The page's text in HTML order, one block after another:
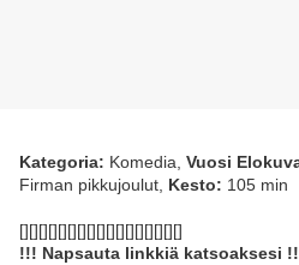
Kategoria: Komedia, Vuosi
Firman pikkujoulut, Kesto: 105 min
[][][][][][][][][][][][][][][][][]
!!! Napsauta linkkiä katsoaksesi